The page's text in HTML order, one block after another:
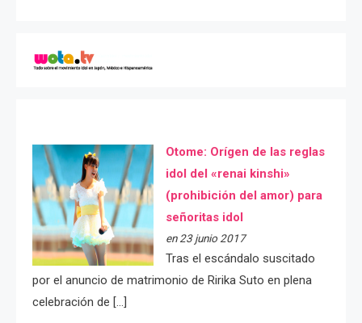
Otome: Orígen de las reglas
idol del «renai kinshi»
(prohibición del amor) para
señoritas idol
en 23 junio 2017
Tras el escándalo suscitado
por el anuncio de matrimonio de Ririka Suto en plena
celebración de […]